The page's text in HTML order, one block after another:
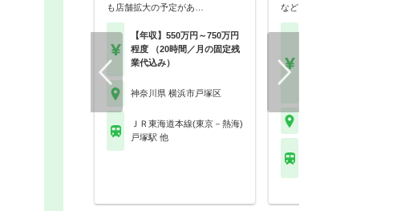
も店舗拡大の予定があ…
【年収】550万円～750万円
程度 （20時間／月の固定残
業代込み）
神奈川県 横浜市戸塚区
ＪＲ東海道本線(東京－熱海)
戸塚駅 他
など、患者様が相談し…